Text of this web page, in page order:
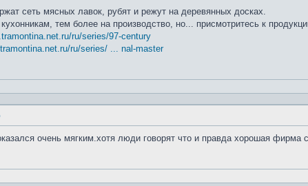
сеть мясных лавок, рубят и режут на деревянных досках.
тем более на производство, но... присмотритесь к
ru/series/97-century
ru/series/ ... nal-master
очень мягким.хотя люди говорят что и правда хорошая фирма